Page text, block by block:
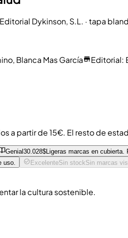
Editorial Dykinson, S.L. · tapa
Blanca Mas García Editorial:
a partir de 15€. El resto de
Genial30.028$Ligeras marcas en cubierta.
uso. ExcelenteSin stockSin marcas
la cultura sostenible.